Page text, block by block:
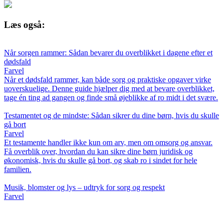
Læs også:
Når sorgen rammer: Sådan bevarer du overblikket i dagene efter et
dødsfald
Farvel
Når et dødsfald rammer, kan både sorg og praktiske opgaver virke
uoverskuelige. Denne guide hjælper dig med at bevare overblikket,
tage én ting ad gangen og finde små øjeblikke af ro midt i det svære.
Testamentet og de mindste: Sådan sikrer du dine børn, hvis du skulle
gå bort
Farvel
Et testamente handler ikke kun om arv, men om omsorg og ansvar.
Få overblik over, hvordan du kan sikre dine børn juridisk og
økonomisk, hvis du skulle gå bort, og skab ro i sindet for hele
familien.
Musik, blomster og lys – udtryk for sorg og respekt
Farvel